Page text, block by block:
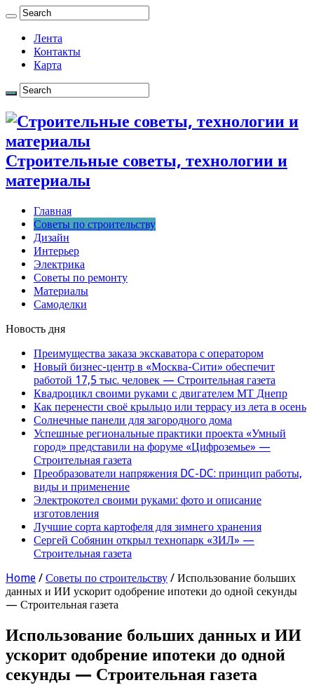
Лента
Контакты
Карта
Строительные советы, технологии и
материалы
Главная
Советы по строительству
Дизайн
Интерьер
Электрика
Советы по ремонту
Материалы
Самоделки
Новость дня
Преимущества заказа экскаватора с оператором
Новый бизнес-центр в «Москва-Сити» обеспечит
работой 17,5 тыс. человек — Строительная газета
Квадроцикл своими руками с двигателем МТ Днепр
Как перенести своё крыльцо или террасу из лета в осень
Солнечные панели для загородного дома
Успешные региональные практики проекта «Умный
город» представили на форуме «Цифроземье» —
Строительная газета
Преобразователи напряжения DC-DC: принцип работы,
виды и применение
Электрокотел своими руками: фото и описание
изготовления
Лучшие сорта картофеля для зимнего хранения
Сергей Собянин открыл технопарк «ЗИЛ» —
Строительная газета
Home / Советы по строительству / Использование больших
данных и ИИ ускорит одобрение ипотеки до одной секунды
— Строительная газета
Использование больших данных и ИИ
ускорит одобрение ипотеки до одной
секунды — Строительная газета